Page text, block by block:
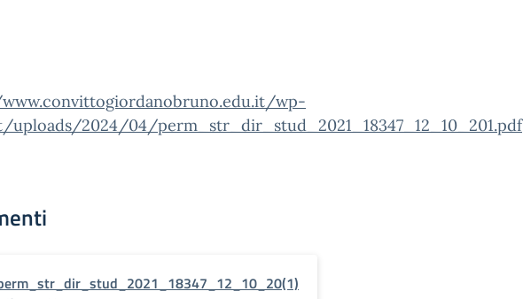
wp-
uploads/2024/04/perm_str_dir_stud_2021_18347_12_10_201.pdf